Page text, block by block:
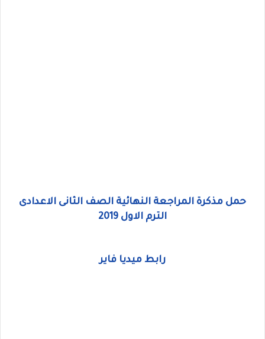
حمل مذكرة المراجعة النهائية الصف الثانى الاعدادى
الترم الاول 2019
رابط ميديا فاير